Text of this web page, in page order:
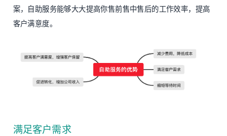
案，自助服务能够大大提高你售前售中售后的工作效率，提高
客户满意度。
满足客户需求